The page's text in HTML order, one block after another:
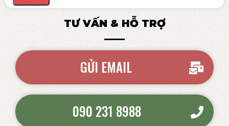
TƯ VẤN & HỖ TRỢ
GỬI EMAIL
090 231 8988